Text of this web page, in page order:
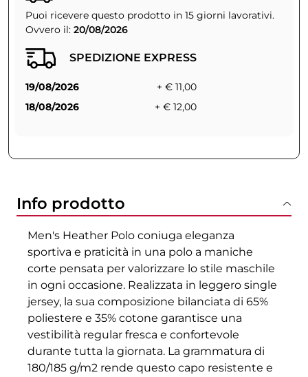
Puoi ricevere questo prodotto in 15 giorni lavorativi.
Ovvero il: 20/08/2026
SPEDIZIONE EXPRESS
19/08/2026
+ € 11,00
18/08/2026
+ € 12,00
Info prodotto
Men's Heather Polo coniuga eleganza
sportiva e praticità in una polo a maniche
corte pensata per valorizzare lo stile maschile
in ogni occasione. Realizzata in leggero single
jersey, la sua composizione bilanciata di 65%
poliestere e 35% cotone garantisce una
vestibilità regular fresca e confortevole
durante tutta la giornata. La grammatura di
180/185 g/m2 rende questo capo resistente e